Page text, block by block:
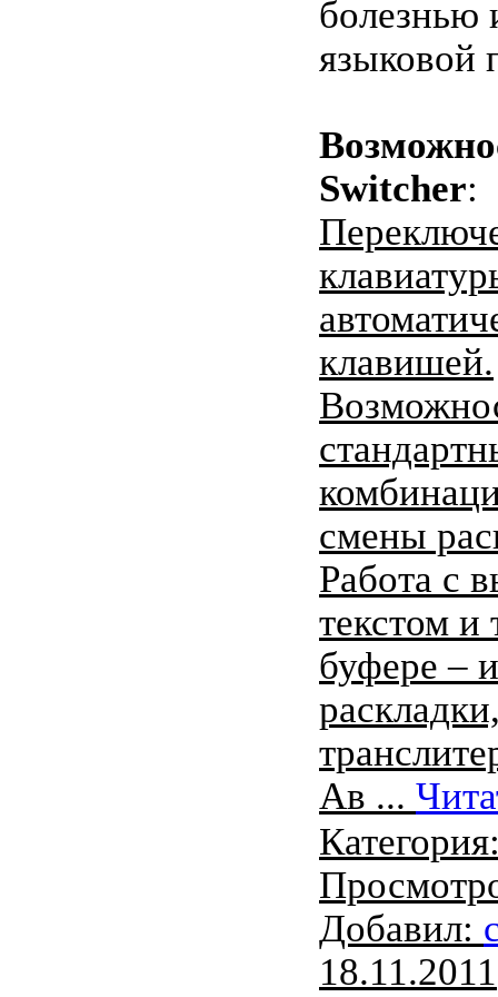
болезнью
языковой
Switcher:
клавишей.
смены
Работа с
текстом и
буфере –
Ав ...
Добавил:
18.11.2011